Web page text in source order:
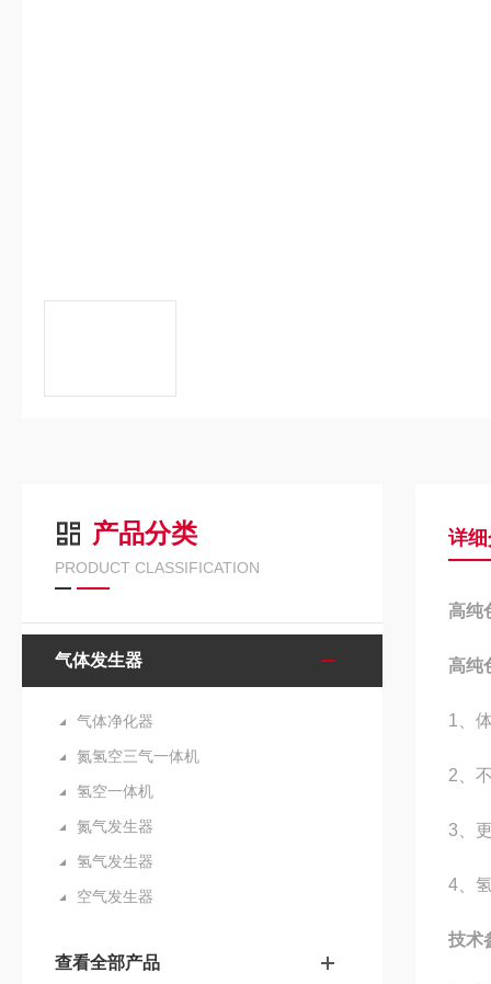
产品分类
PRODUCT CLASSIFICATION
气体发生器
气体净化器
氮氢空三气一体机
氢空一体机
氮气发生器
氢气发生器
空气发生器
查看全部产品
详
高纯
高纯
1、
2、
3、
4、
技